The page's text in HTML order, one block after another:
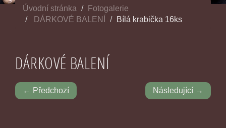
Úvodní stránka
Fotogalerie
DÁRKOVÉ BALENÍ
Bílá krabička 16ks
DÁRKOVÉ BALENÍ
← Předchozí Následující →